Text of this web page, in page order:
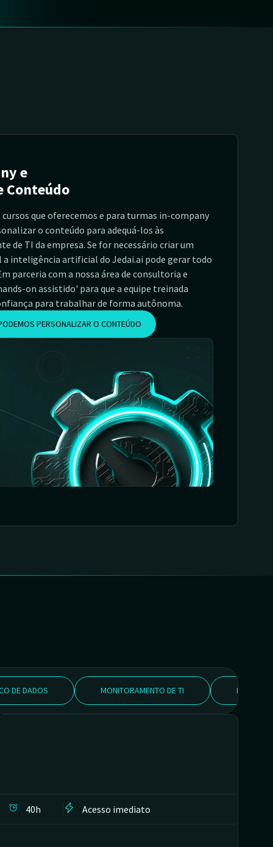
e
Conteúdo
que oferecemos e para turmas in-company
o conteúdo para adequá-los às
de TI da empresa. Se for necessário criar um
a inteligência artificial do Jedai.ai pode gerar todo
parceria com a nossa área de consultoria e
on assistido' para que a equipe treinada
para trabalhar de forma autônoma.
PERSONALIZAR O CONTEÚDO
DE DADOS MONITORAMENTO DE TI BIG DATA
40h Acesso imediato